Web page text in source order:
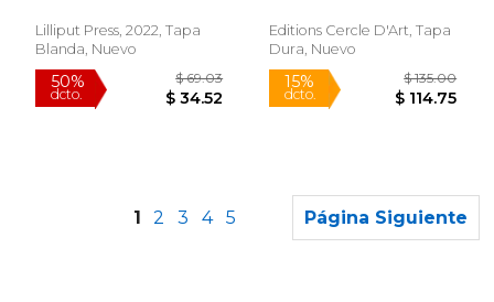
Lilliput Press, 2022, Tapa
Blanda, Nuevo
Editions Cercle D'Art, Tapa
Dura, Nuevo
1 2 3 4 5 Página Siguiente